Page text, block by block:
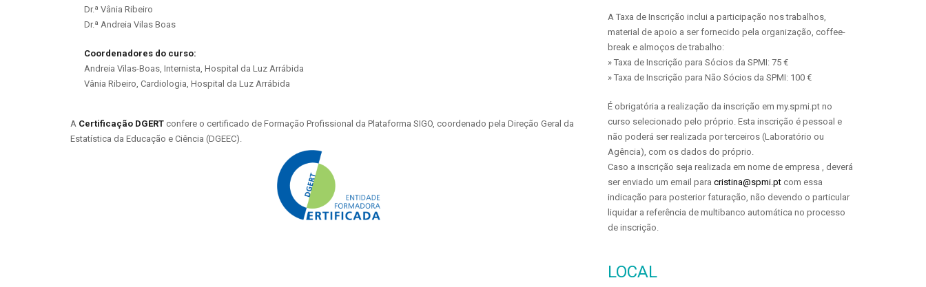
Dr.ª Vânia Ribeiro
Dr.ª Andreia Vilas Boas
Coordenadores do curso:
Andreia Vilas-Boas, Internista, Hospital da Luz Arrábida
Vânia Ribeiro, Cardiologia, Hospital da Luz Arrábida
A Certificação DGERT confere o certificado de Formação Profissional da Plataforma SIGO, coordenado pela Direção Geral da
Estatística da Educação e Ciência (DGEEC).
A Taxa de Inscrição inclui a participação nos trabalhos,
material de apoio a ser fornecido pela organização, coffee-
break e almoços de trabalho:
» Taxa de Inscrição para Sócios da SPMI: 75 €
» Taxa de Inscrição para Não Sócios da SPMI: 100 €
É obrigatória a realização da inscrição em my.spmi.pt no
curso selecionado pelo próprio. Esta inscrição é pessoal e
não poderá ser realizada por terceiros (Laboratório ou
Agência), com os dados do próprio.
Caso a inscrição seja realizada em nome de empresa , deverá
ser enviado um email para cristina@spmi.pt com essa
indicação para posterior faturação, não devendo o particular
liquidar a referência de multibanco automática no processo
de inscrição.
LOCAL